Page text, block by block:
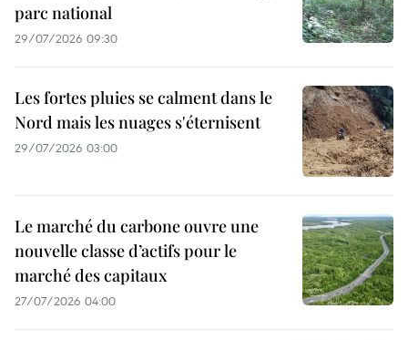
parc national
29/07/2026 09:30
Les fortes pluies se calment dans le
Nord mais les nuages s'éternisent
29/07/2026 03:00
Le marché du carbone ouvre une
nouvelle classe d’actifs pour le
marché des capitaux
27/07/2026 04:00